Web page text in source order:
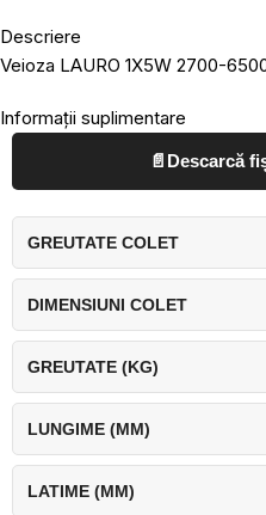
Descriere
Veioza LAURO 1X5W 2700-
Informații suplimentare
📄 Descarcă
GREUTATE COLET
DIMENSIUNI COLET
GREUTATE (KG)
LUNGIME (MM)
LATIME (MM)